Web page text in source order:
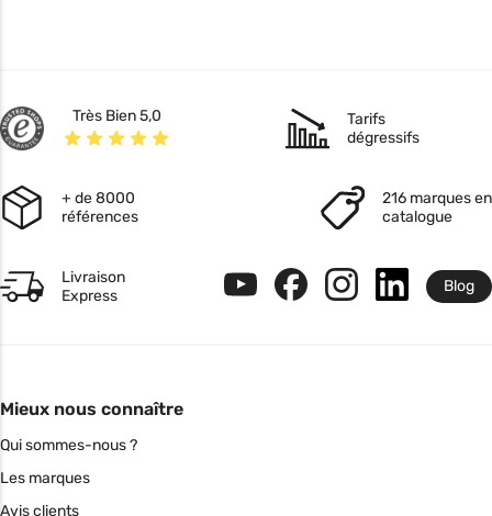
Très Bien 5,0
Tarifs
dégressifs
+ de 8000
références
216 marques en
catalogue
Livraison
Express
Blog
Mieux nous connaître
Qui sommes-nous ?
Les marques
Avis clients